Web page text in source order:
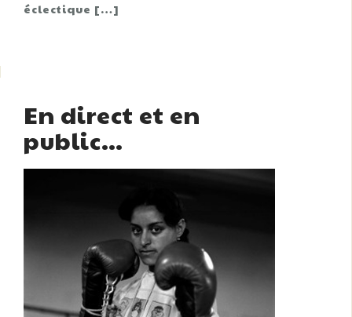
éclectique […]
En direct et en
public…